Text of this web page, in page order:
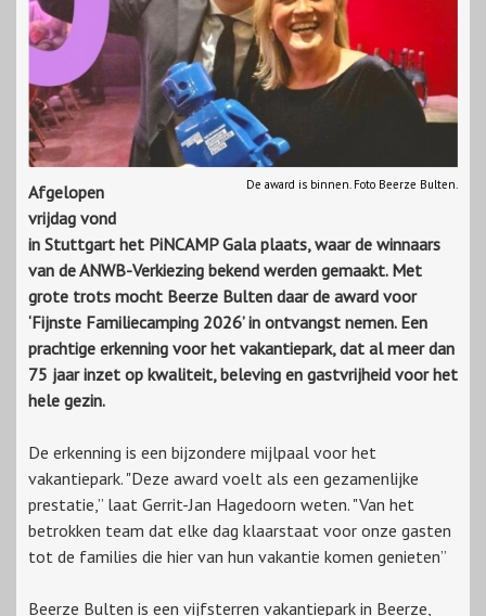
De award is binnen. Foto Beerze Bulten.
Afgelopen
vrijdag vond
in Stuttgart het PiNCAMP Gala plaats, waar de winnaars
van de ANWB-Verkiezing bekend werden gemaakt. Met
grote trots mocht Beerze Bulten daar de award voor
‘Fijnste Familiecamping 2026’ in ontvangst nemen. Een
prachtige erkenning voor het vakantiepark, dat al meer dan
75 jaar inzet op kwaliteit, beleving en gastvrijheid voor het
hele gezin.
De erkenning is een bijzondere mijlpaal voor het
vakantiepark. "Deze award voelt als een gezamenlijke
prestatie,” laat Gerrit-Jan Hagedoorn weten. "Van het
betrokken team dat elke dag klaarstaat voor onze gasten
tot de families die hier van hun vakantie komen genieten”
Beerze Bulten is een vijfsterren vakantiepark in Beerze,